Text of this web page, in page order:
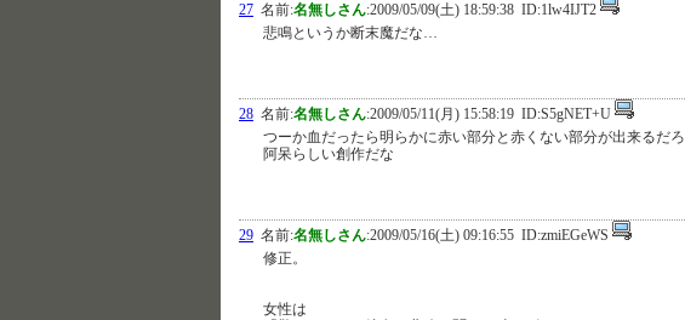
27 名前:名無しさん:2009/05/09(土) 18:59:38 ID:1lw4IJT2
悲鳴というか断末魔だな…
28 名前:名無しさん:2009/05/11(月) 15:58:19 ID:S5gNET+U
つーか血だったら明らかに赤い部分と赤くない部分が出来るだろ
阿呆らしい創作だな
29 名前:名無しさん:2009/05/16(土) 09:16:55 ID:zmiEGeWS
修正。
女性は